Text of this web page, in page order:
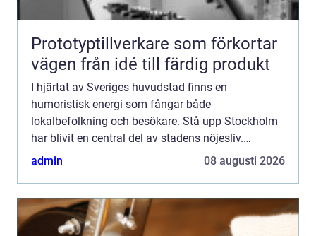
Prototyptillverkare som förkortar
vägen från idé till färdig produkt
I hjärtat av Sveriges huvudstad finns en
humoristisk energi som fångar både
lokalbefolkning och besökare. Stå upp Stockholm
har blivit en central del av stadens nöjesliv.
Comedy-klubbar här lockar med sina m&arin...
admin 08 augusti 2026